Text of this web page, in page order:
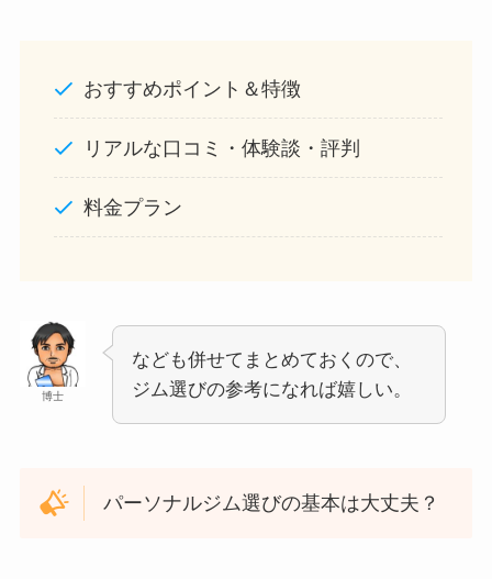
おすすめポイント＆特徴
リアルな口コミ・体験談・評判
料金プラン
博士
なども併せてまとめておくので、
ジム選びの参考になれば嬉しい。
パーソナルジム選びの基本は大丈夫？